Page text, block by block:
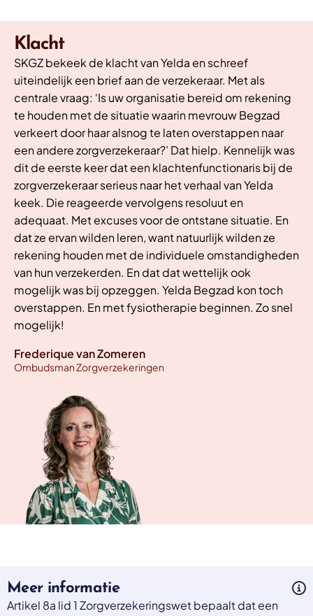
Klacht
SKGZ bekeek de klacht van Yelda en schreef
uiteindelijk een brief aan de verzekeraar. Met als
centrale vraag: ‘Is uw organisatie bereid om rekening
te houden met de situatie waarin mevrouw Begzad
verkeert door haar alsnog te laten overstappen naar
een andere zorgverzekeraar?’ Dat hielp. Kennelijk was
dit de eerste keer dat een klachtenfunctionaris bij de
zorgverzekeraar serieus naar het verhaal van Yelda
keek. Die reageerde vervolgens resoluut en
adequaat. Met excuses voor de ontstane situatie. En
dat ze ervan wilden leren, want natuurlijk wilden ze
rekening houden met de individuele omstandigheden
van hun verzekerden. En dat dat wettelijk ook
mogelijk was bij opzeggen. Yelda Begzad kon toch
overstappen. En met fysiotherapie beginnen. Zo snel
mogelijk!
Frederique van Zomeren
Ombudsman Zorgverzekeringen
Meer informatie
Artikel 8a lid 1 Zorgverzekeringswet bepaalt dat een